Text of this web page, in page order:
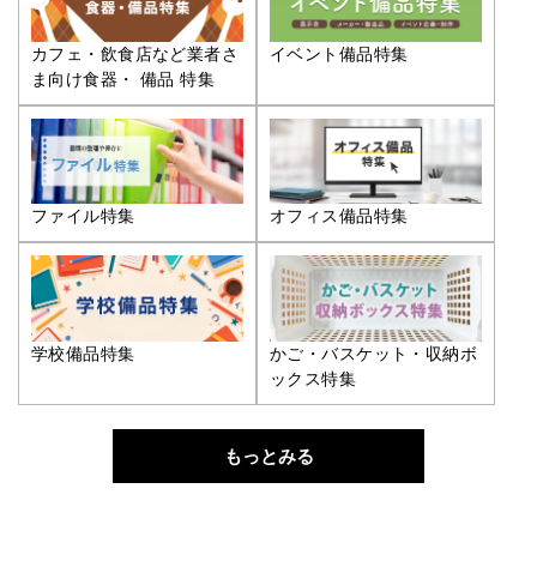
カフェ・飲食店など業者さ
ま向け食器・ 備品 特集
イベント備品特集
ファイル特集 オフィス備品特集
学校備品特集
かご・バスケット・収納ボ
ックス特集
もっとみる